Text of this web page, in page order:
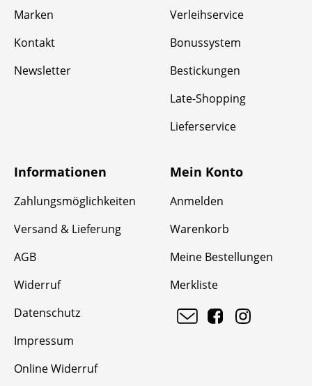
Marken
Kontakt
Newsletter
Verleihservice
Bonussystem
Bestickungen
Late-Shopping
Lieferservice
Informationen
Zahlungsmöglichkeiten
Versand & Lieferung
AGB
Widerruf
Datenschutz
Impressum
Online Widerruf
Mein Konto
Anmelden
Warenkorb
Meine Bestellungen
Merkliste